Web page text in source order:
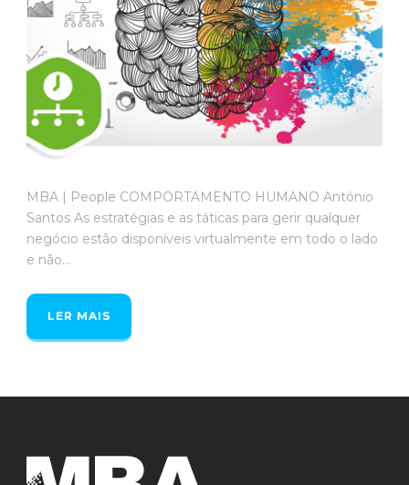
MBA | People COMPORTAMENTO HUMANO António
Santos As estratégias e as táticas para gerir qualquer
negócio estão disponíveis virtualmente em todo o lado
e não...
LER MAIS